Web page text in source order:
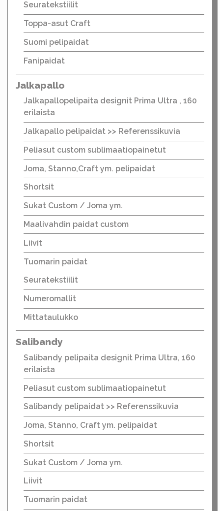
Seuratekstiilit
Toppa-asut Craft
Suomi pelipaidat
Fanipaidat
Jalkapallo
Jalkapallopelipaita designit Prima Ultra , 160
erilaista
Jalkapallo pelipaidat >> Referenssikuvia
Peliasut custom sublimaatiopainetut
Joma, Stanno,Craft ym. pelipaidat
Shortsit
Sukat Custom / Joma ym.
Maalivahdin paidat custom
Liivit
Tuomarin paidat
Seuratekstiilit
Numeromallit
Mittataulukko
Salibandy
Salibandy pelipaita designit Prima Ultra, 160
erilaista
Peliasut custom sublimaatiopainetut
Salibandy pelipaidat >> Referenssikuvia
Joma, Stanno, Craft ym. pelipaidat
Shortsit
Sukat Custom / Joma ym.
Liivit
Tuomarin paidat